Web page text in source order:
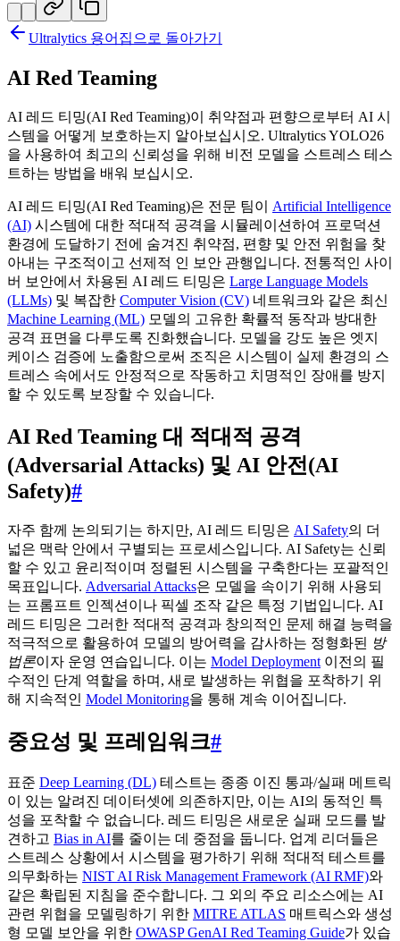
Ultralytics 용어집으로 돌아가기
AI Red Teaming
AI 레드 티밍(AI Red Teaming)이 취약점과 편향으로부터 AI 시
스템을 어떻게 보호하는지 알아보십시오. Ultralytics YOLO26
을 사용하여 최고의 신뢰성을 위해 비전 모델을 스트레스 테스
트하는 방법을 배워 보십시오.
AI 레드 티밍(AI Red Teaming)은 전문 팀이 Artificial Intelligence
(AI) 시스템에 대한 적대적 공격을 시뮬레이션하여 프로덕션
환경에 도달하기 전에 숨겨진 취약점, 편향 및 안전 위험을 찾
아내는 구조적이고 선제적 인 보안 관행입니다. 전통적인 사이
버 보안에서 차용된 AI 레드 티밍은 Large Language Models
(LLMs) 및 복잡한 Computer Vision (CV) 네트워크와 같은 최신
Machine Learning (ML) 모델의 고유한 확률적 동작과 방대한
공격 표면을 다루도록 진화했습니다. 모델을 강도 높은 엣지
케이스 검증에 노출함으로써 조직은 시스템이 실제 환경의 스
트레스 속에서도 안정적으로 작동하고 치명적인 장애를 방지
할 수 있도록 보장할 수 있습니다.
AI Red Teaming 대 적대적 공격
(Adversarial Attacks) 및 AI 안전(AI
Safety)#
자주 함께 논의되기는 하지만, AI 레드 티밍은 AI Safety의 더
넓은 맥락 안에서 구별되는 프로세스입니다. AI Safety는 신뢰
할 수 있고 윤리적이며 정렬된 시스템을 구축한다는 포괄적인
목표입니다. Adversarial Attacks은 모델을 속이기 위해 사용되
는 프롬프트 인젝션이나 픽셀 조작 같은 특정 기법입니다. AI
레드 티밍은 그러한 적대적 공격과 창의적인 문제 해결 능력을
적극적으로 활용하여 모델의 방어력을 감사하는 정형화된
방
법론이자 운영 연습입니다. 이는 Model Deployment 이전의 필
수적인 단계 역할을 하며, 새로 발생하는 위협을 포착하기 위
해 지속적인 Model Monitoring을 통해 계속 이어집니다.
중요성 및 프레임워크#
표준 Deep Learning (DL) 테스트는 종종 이진 통과/실패 메트릭
이 있는 알려진 데이터셋에 의존하지만, 이는 AI의 동적인 특
성을 포착할 수 없습니다. 레드 티밍은 새로운 실패 모드를 발
견하고 Bias in AI를 줄이는 데 중점을 둡니다. 업계 리더들은
스트레스 상황에서 시스템을 평가하기 위해 적대적 테스트를
의무화하는 NIST AI Risk Management Framework (AI RMF)와
같은 확립된 지침을 준수합니다. 그 외의 주요 리소스에는 AI
관련 위협을 모델링하기 위한 MITRE ATLAS 매트릭스와 생성
형 모델 보안을 위한 OWASP GenAI Red Teaming Guide가 있습